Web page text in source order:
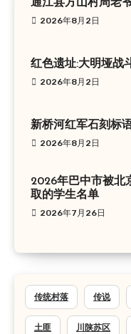
通江县方山村周老
2026年8月2日
红色遗址:大明垭战
2026年8月2日
新桥河红军石刻标
2026年8月2日
2026年巴中市被北
取的学生名单
2026年7月26日
传统村落 传说
土匪 川陕苏区